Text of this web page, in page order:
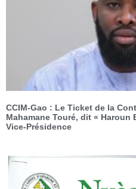
CCIM-Gao : Le Ticket de la
Mahamane Touré, dit « Haroun
Vice-Présidence